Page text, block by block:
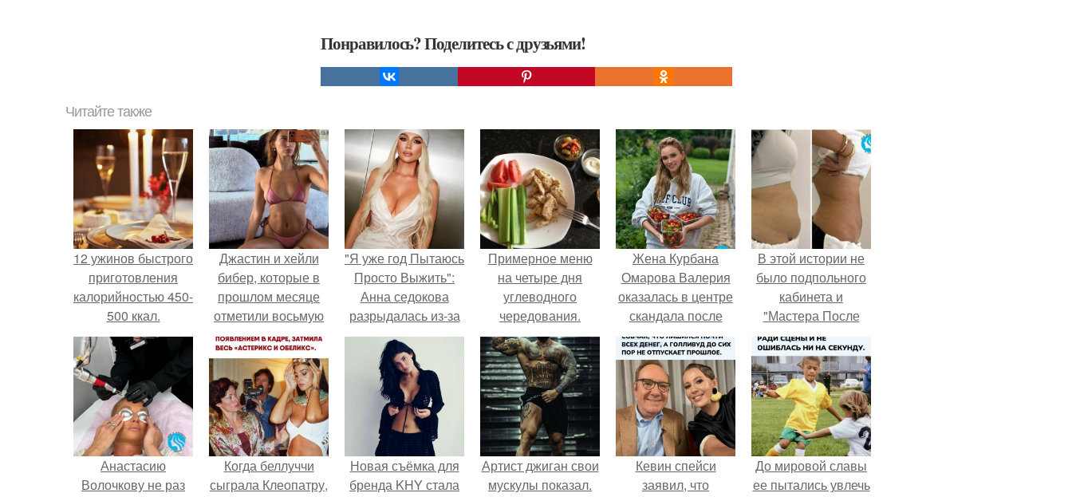
Понравилось? Поделитесь с друзьями!
Читайте также
12 ужинов быстрого
приготовления
калорийностью 450-
500 ккал.
Джастин и хейли
бибер, которые в
прошлом месяце
отметили восьмую
годовщину
помолвки, показали
новые фото с
совместного
отдыха.
"Я уже год Пытаюсь
Просто Выжить":
Анна седокова
разрыдалась из-за
жесткой травли и
проклятий в сети.
Примерное меню
на четыре дня
углеводного
чередования.
Жена Курбана
Омарова Валерия
оказалась в центре
скандала после
визита блогера
Марины ильиной в
её
косметологическую
клинику.
В этой истории не
было подпольного
кабинета и
"Мастера После
Двухнедельных
Курсов".
Анастасию
Волочкову не раз
Когда беллуччи
сыграла Клеопатру,
Новая съёмка для
бренда KHY стала
Артист джиган свои
мускулы показал.
Кевин спейси
заявил, что
До мировой славы
ее пытались увлечь